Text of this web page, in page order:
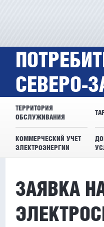
СЕВЕРО-
ТЕРРИТОРИЯ
ОБСЛУЖИВАНИЯ
КОММЕРЧЕСКИЙ УЧЕТ
ЭЛЕКТРОЭНЕРГИИ
ЗАЯВКА